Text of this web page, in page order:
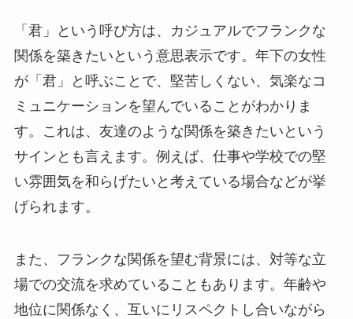
「君」という呼び方は、カジュアルでフランクな
関係を築きたいという意思表示です。年下の女性
が「君」と呼ぶことで、堅苦しくない、気楽なコ
ミュニケーションを望んでいることがわかりま
す。これは、友達のような関係を築きたいという
サインとも言えます。例えば、仕事や学校での堅
い雰囲気を和らげたいと考えている場合などが挙
げられます。
また、フランクな関係を望む背景には、対等な立
場での交流を求めていることもあります。年齢や
地位に関係なく、互いにリスペクトし合いながら